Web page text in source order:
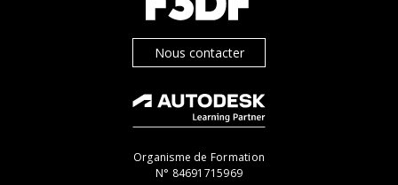
Nous contacter
Organisme de Formation
N° 84691715969